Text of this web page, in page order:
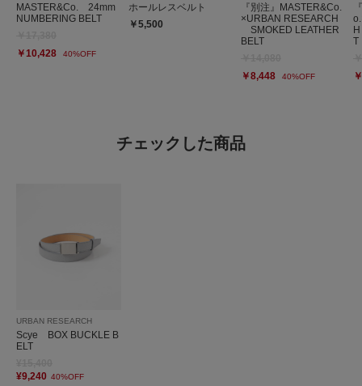
MASTER&Co. 24mm
NUMBERING BELT
￥10,428
40%OFF
ホールレスベルト
￥5,500
『別注』MASTER&Co.
×URBAN RESEARCH
SMOKED LEATHER
BELT
￥8,448
40%OFF
T
チェックした商品
URBAN RESEARCH
Scye BOX BUCKLE B
ELT
¥9,240 40%OFF